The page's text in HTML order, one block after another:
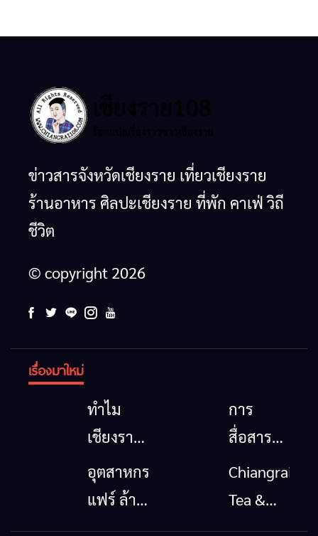
ข่าวสารจังหวัดเชียงราย เที่ยวเชียงราย
ร้านอาหาร ศิลปะเชียงราย ที่พัก คาเฟ่ วิถี
ชีวิต
© copyright 2026
เรื่องมาใหม่
ทำไม
เชียงราย
จึงน้ำท่วม
ซ้ำซาก?
การ
สื่อสาร
โทรคมนาคม
กรณีภัย
อุตสาหกรรม
แฟร์ ล้าน
นาตะวัน
Chiangrai
Tea &
Coffee